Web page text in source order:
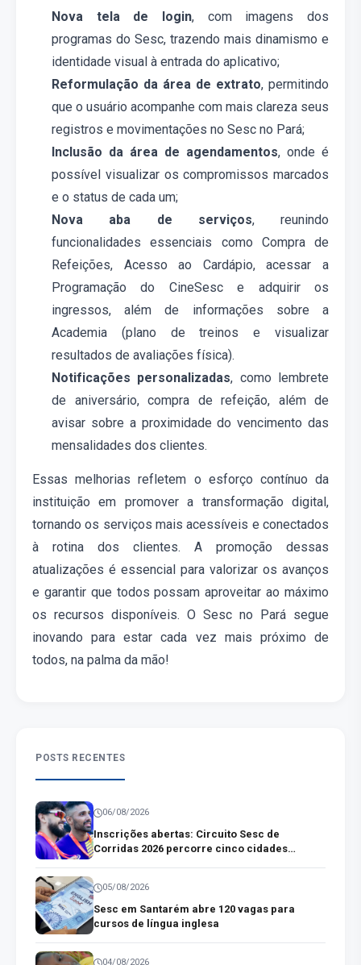
Nova tela de login, com imagens dos
programas do Sesc, trazendo mais dinamismo e
identidade visual à entrada do aplicativo;
Reformulação da área de extrato, permitindo
que o usuário acompanhe com mais clareza seus
registros e movimentações no Sesc no Pará;
Inclusão da área de agendamentos, onde é
possível visualizar os compromissos marcados
e o status de cada um;
Nova aba de serviços, reunindo
funcionalidades essenciais como Compra de
Refeições, Acesso ao Cardápio,acessar a
Programação do CineSesce adquiriros
ingressos, além de informações sobre a
Academia (plano de treinos e visualizar
resultados de avaliações física).
Notificações personalizadas, como lembrete
de aniversário, compra de refeição, além de
avisar sobre a proximidade do vencimento das
mensalidades dos clientes.
Essas melhorias refletem o esforço contínuo da
instituição em promover a transformação digital,
tornando os serviços mais acessíveis e conectados
à rotina dos clientes. A promoção dessas
atualizações é essencial para valorizar os avanços
e garantir que todos possam aproveitar ao máximo
os recursos disponíveis. O Sesc no Pará segue
inovando para estar cada vez mais próximo de
todos, na palma da mão!
POSTS RECENTES
06/08/2026
Inscrições abertas: Circuito Sesc de
Corridas 2026 percorre cinco cidades
05/08/2026
Sesc em Santarém abre 120 vagas para
cursos de língua inglesa
04/08/2026